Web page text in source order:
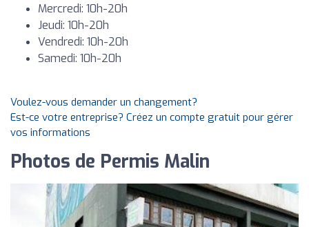
Mercredi: 10h-20h
Jeudi: 10h-20h
Vendredi: 10h-20h
Samedi: 10h-20h
Voulez-vous demander un changement?
Est-ce votre entreprise? Créez un compte gratuit pour gérer
vos informations
Photos de Permis Malin